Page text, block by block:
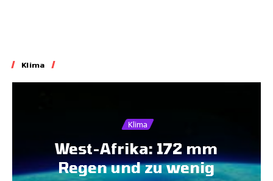
Klima
Klima
West-Afrika: 172 mm
Regen und zu wenig